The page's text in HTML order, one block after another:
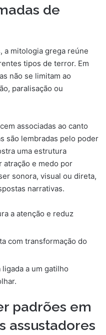
de
a mitologia grega reúne
tipos de terror. Em
não se limitam ao
paralisação ou
associadas ao canto
são lembradas pelo poder
uma estrutura
atração e medo por
sonora, visual ou direta,
narrativas.
a atenção e reduz
com transformação do
ligada a um gatilho
padrões em
assustadores